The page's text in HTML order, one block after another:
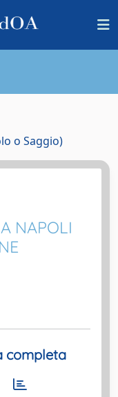
o Saggio)
NAPOLI
completa